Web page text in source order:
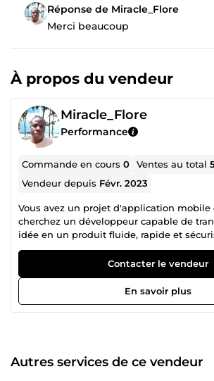
Réponse de Miracle_Flore
Merci beaucoup
À propos du vendeur
Miracle_Flore
Performance
Commande en cours0 Ventes au total
Vendeur depuis Févr. 2023
Vous avez un projet d'application mobile
cherchez un développeur capable de
idée en un produit fluide, rapide et
bon endroit. Avec 100 % d'avis positifs
dizaines de projets livrés avec succès,
entrepreneurs, PME et startups dans la
d'applications sur-mesure et prêtes pour
que je maîtrise pour votre projet : Applications Mobiles :
React.js, backends solides et évolutifs
Supabase / Firebase. Intégrations Avancées : Paiements
Contacter le vendeur
En savoir plus
Autres services de ce vendeur